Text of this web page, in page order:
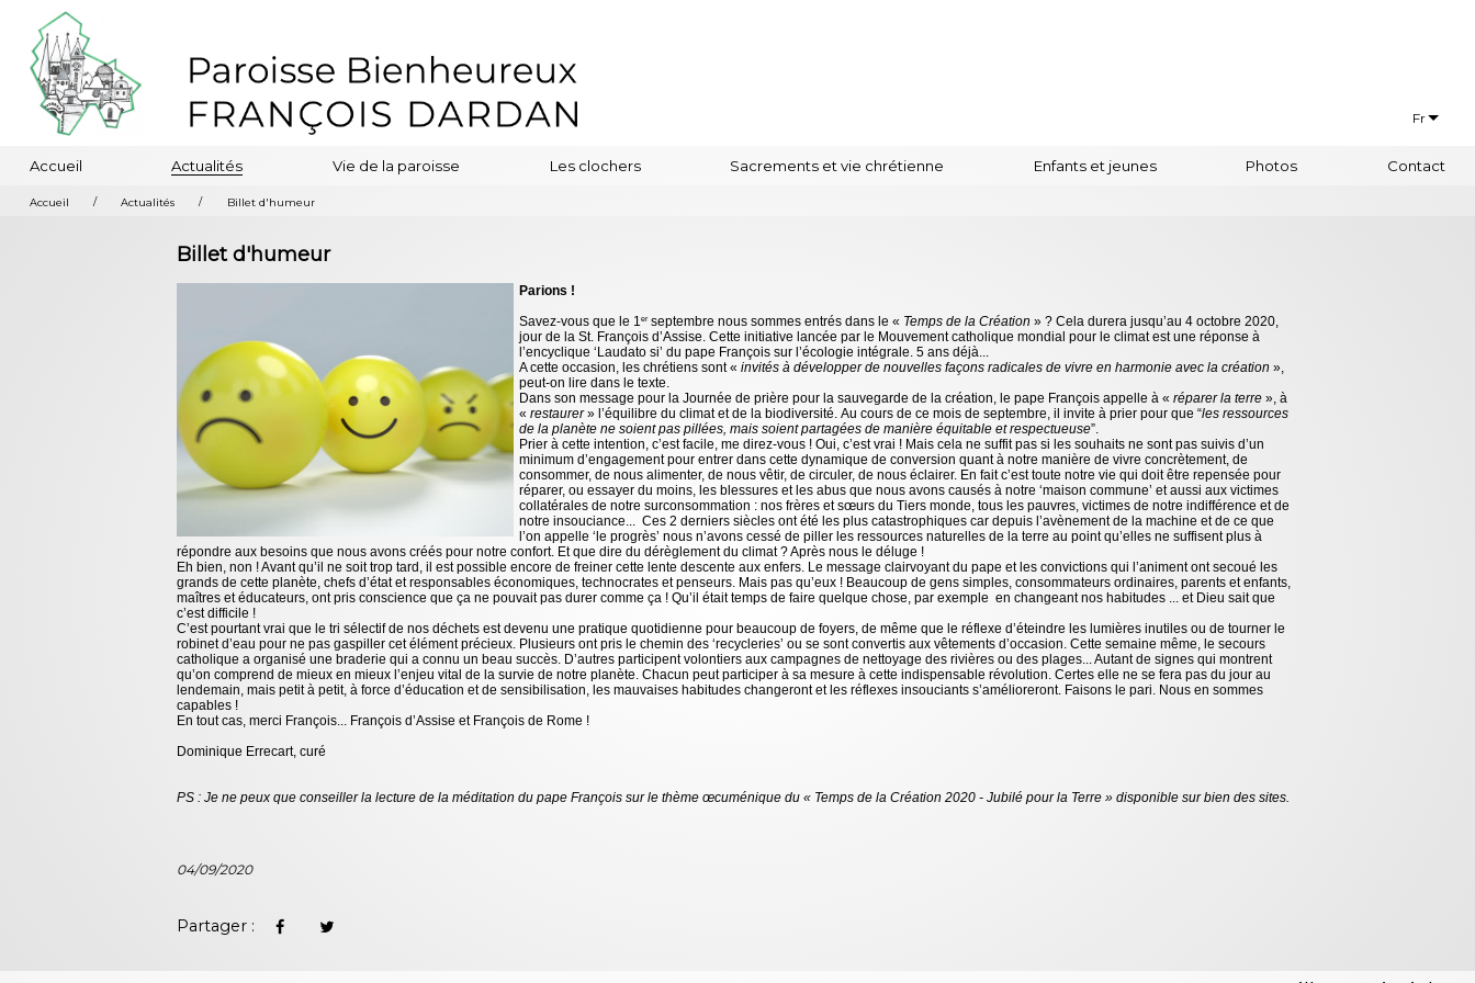
Fr
Accueil Actualités Vie de la paroisse Les clochers Sacrements et vie chrétienne Enfants et jeunes Photos Contact
Accueil / Actualités / Billet d'humeur
Billet d'humeur
Parions !
Savez-vous que le 1erseptembre nous sommes entrés dans le « Temps de la Création » ? Cela durera jusqu’au 4 octobre 2020,
jour de la St. François d’Assise. Cette initiative lancée par le Mouvement catholique mondial pour le climat est une réponse à
l’encyclique ‘Laudato si’ du pape François sur l’écologie intégrale. 5 ans déjà...
A cette occasion, les chrétiens sont « invités à développer de nouvelles façons radicales de vivre en harmonie avec la création »,
peut-on lire dans le texte.
Dans son message pour la Journée de prière pour la sauvegarde de la création, le pape François appelle à « réparer la terre », à
« restaurer» l’équilibre du climat et de la biodiversité. Au cours de ce mois de septembre, il invite à prier pour que “les ressources
de la planète ne soient pas pillées, mais soient partagées de manière équitable et respectueuse”.
Prier à cette intention, c’est facile, me direz-vous ! Oui, c’est vrai ! Mais cela ne suffit pas si les souhaits ne sont pas suivis d’un
minimum d’engagement pour entrer dans cette dynamique de conversion quant à notre manière de vivre concrètement, de
consommer, de nous alimenter, de nous vêtir, de circuler, de nous éclairer. En fait c’est toute notre vie qui doit être repensée pour
réparer, ou essayer du moins, les blessures et les abus que nous avons causés à notre ‘maison commune’ et aussi aux victimes
collatérales de notre surconsommation : nos frères et sœurs du Tiers monde, tous les pauvres, victimes de notre indifférence et de
notre insouciance... Ces 2 derniers siècles ont été les plus catastrophiques car depuis l’avènement de la machine et de ce que
l’on appelle ‘le progrès’ nous n’avons cessé de piller les ressources naturelles de la terre au point qu’elles ne suffisent plus à
répondre aux besoins que nous avons créés pour notre confort. Et que dire du dérèglement du climat ? Après nous le déluge !
Eh bien, non ! Avant qu’il ne soit trop tard, il est possible encore de freiner cette lente descente aux enfers. Le message clairvoyant du pape et les convictions qui l’animent ont secoué les
grands de cette planète, chefs d’état et responsables économiques, technocrates et penseurs. Mais pas qu’eux ! Beaucoup de gens simples, consommateurs ordinaires, parents et enfants,
maîtres et éducateurs, ont pris conscience que ça ne pouvait pas durer comme ça ! Qu’il était temps de faire quelque chose, par exemple en changeant nos habitudes ... et Dieu sait que
c’est difficile !
C’est pourtant vrai que le tri sélectif de nos déchets est devenu une pratique quotidienne pour beaucoup de foyers, de même que le réflexe d’éteindre les lumières inutiles ou de tourner le
robinet d’eau pour ne pas gaspiller cet élément précieux. Plusieurs ont pris le chemin des ‘recycleries’ ou se sont convertis aux vêtements d’occasion. Cette semaine même, le secours
catholique a organisé une braderie qui a connu un beau succès. D’autres participent volontiers aux campagnes de nettoyage des rivières ou des plages... Autant de signes qui montrent
qu’on comprend de mieux en mieux l’enjeu vital de la survie de notre planète. Chacun peut participer à sa mesure à cette indispensable révolution. Certes elle ne se fera pas du jour au
lendemain, mais petit à petit, à force d’éducation et de sensibilisation, les mauvaises habitudes changeront et les réflexes insouciants s’amélioreront. Faisons le pari. Nous en sommes
capables !
En tout cas, merci François... François d’Assise et François de Rome !
Dominique Errecart, curé
PS : Je ne peux que conseiller la lecture de laméditation du pape François sur le thème œcuménique du « Temps de la Création 2020 - Jubilé pour la Terre » disponible sur bien des sites.
04/09/2020
Partager :